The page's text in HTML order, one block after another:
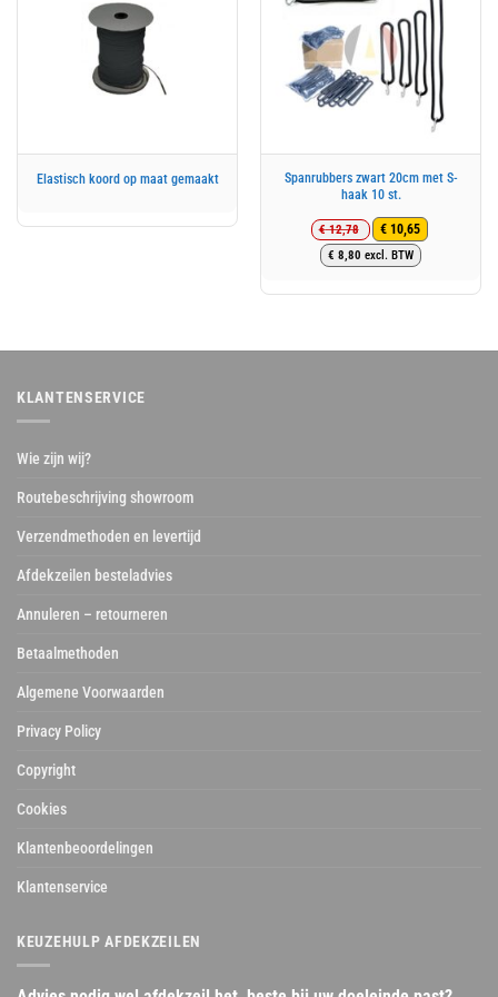
Elastisch koord op maat gemaakt
Spanrubbers zwart 20cm met S-
haak 10 st.
€12,78
Oorspronkelijke
prijs
€ 12,78.
€ 10,65
Huidige
prijs
€ 10,65.
€ 8,80 excl. BTW
KLANTENSERVICE
Wie zijn wij?
Routebeschrijving showroom
Verzendmethoden en levertijd
Afdekzeilen besteladvies
Annuleren – retourneren
Betaalmethoden
Algemene Voorwaarden
Privacy Policy
Copyright
Cookies
Klantenbeoordelingen
Klantenservice
KEUZEHULP AFDEKZEILEN